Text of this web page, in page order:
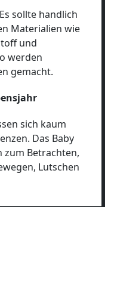
sollte handlich
Materialien wie
und
werden
gemacht.
sich kaum
Das Baby
zum Betrachten,
Lutschen